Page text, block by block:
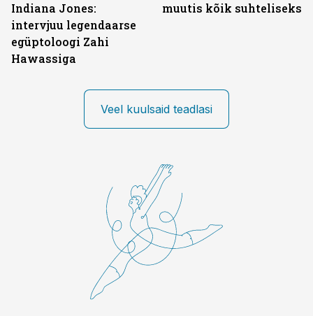
Indiana Jones:
intervjuu legendaarse
egüptoloogi Zahi
Hawassiga
muutis kõik suhteliseks
Veel kuulsaid teadlasi